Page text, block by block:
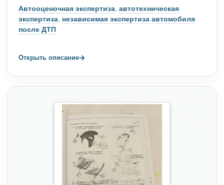
Автооценочная экспертиза, автотехническая
экспертиза, независимая экспертиза автомобиля
после ДТП
Открыть описание→